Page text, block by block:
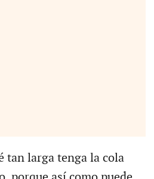
tan larga tenga la cola